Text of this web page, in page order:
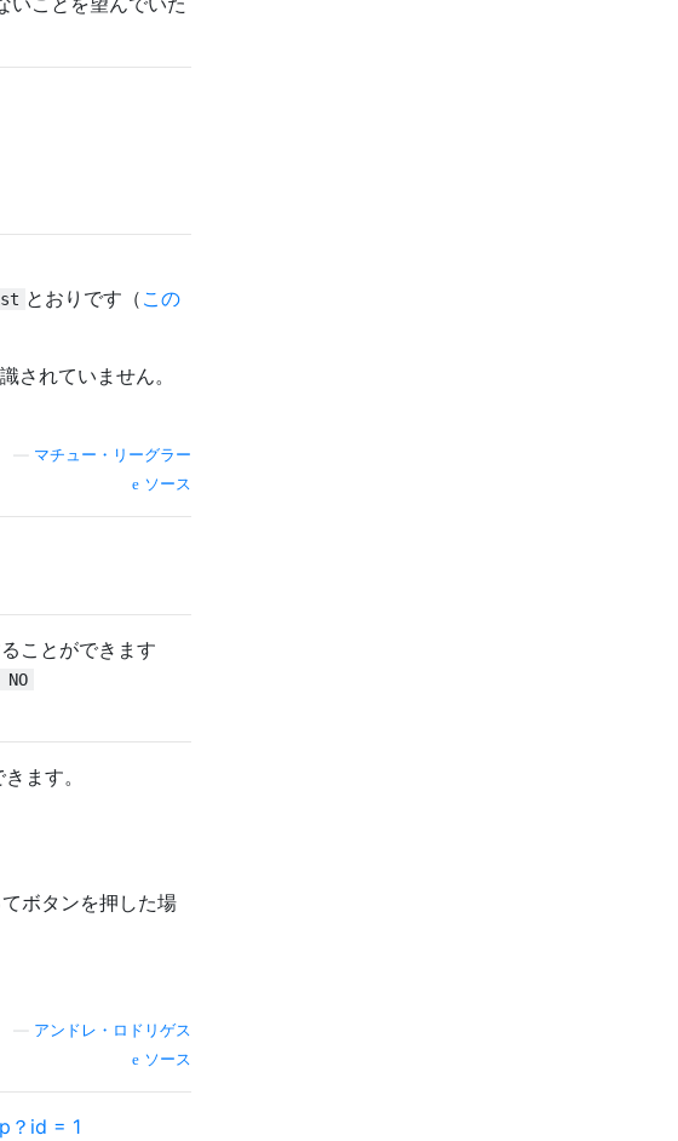
とおりです（ この
されていません。
マチュー・リーグラー
ソース
ことができます
ます。
ボタンを押した場
アンドレ・ロドリゲス
ソース
？id = 1